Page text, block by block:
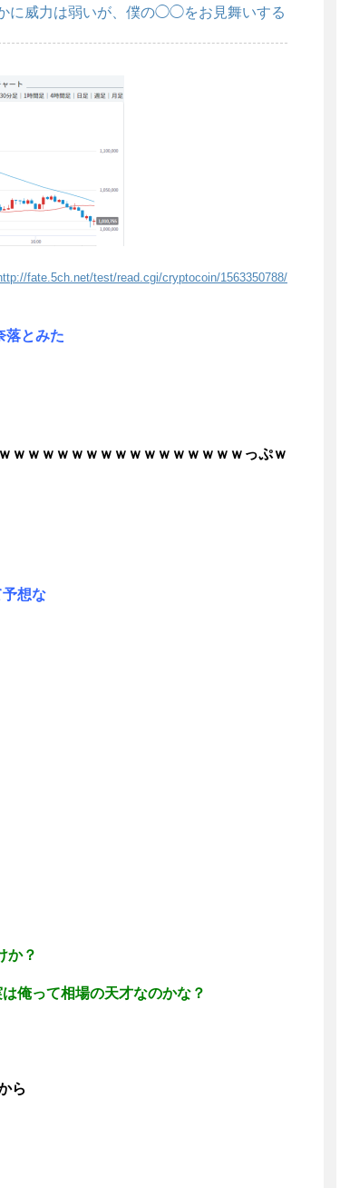
に威力は弱いが、僕の◯◯をお見舞いする
fate.5ch.net/test/read.cgi/cryptocoin/1563350788/
落とみた
ｗｗｗｗｗｗｗｗｗｗｗｗｗｗｗｗっぷｗ
想な
か？
俺って相場の天才なのかな？
ら